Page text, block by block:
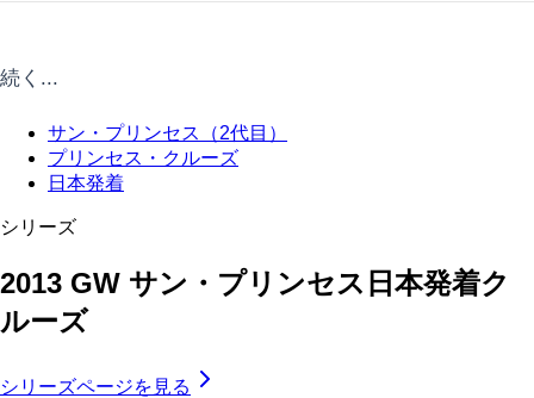
続く...
サン・プリンセス（2代目）
プリンセス・クルーズ
日本発着
シリーズ
2013 GW サン・プリンセス日本発着ク
ルーズ
シリーズページを見る